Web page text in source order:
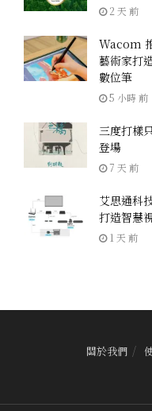
2 天 前
Wacom
藝術家打
數位筆
5 小時 前
三度打樣
登場
7 天 前
艾思通科
打造智慧
1 天 前
關於我們